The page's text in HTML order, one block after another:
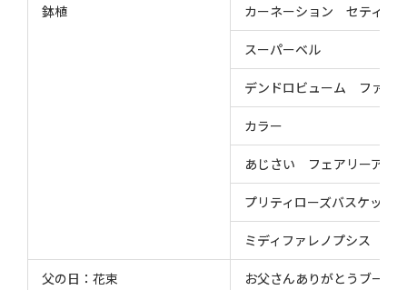
鉢植 カーネーション セティ
スーパーベル
デンドロビューム ファイ
カラー
あじさい フェアリーアイ
プリティローズバスケット
ミディファレノプシス
父の日：花束 お父さんありがとうブーケ